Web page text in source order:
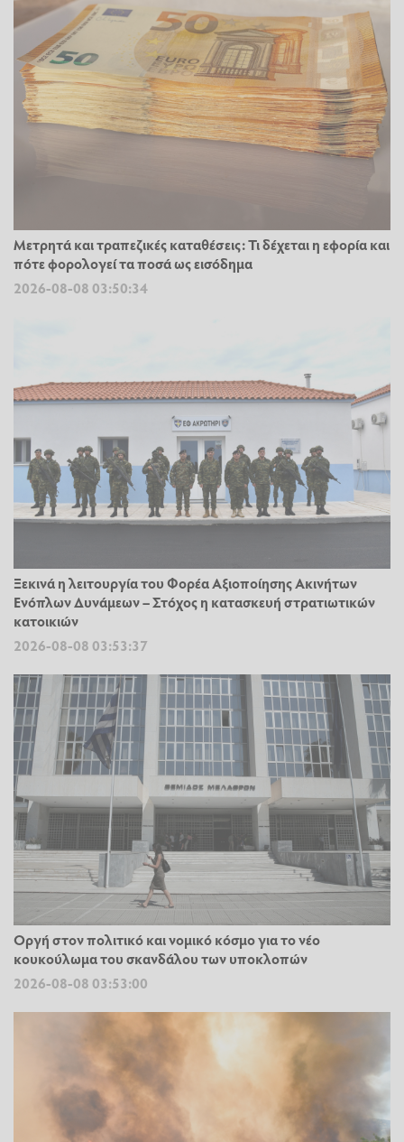
Μετρητά και τραπεζικές καταθέσεις: Τι δέχεται η εφορία και
πότε φορολογεί τα ποσά ως εισόδημα
2026-08-08 03:50:34
Ξεκινά η λειτουργία του Φορέα Αξιοποίησης Ακινήτων
Ενόπλων Δυνάμεων – Στόχος η κατασκευή στρατιωτικών
κατοικιών
2026-08-08 03:53:37
Οργή στον πολιτικό και νομικό κόσμο για το νέο
κουκούλωμα του σκανδάλου των υποκλοπών
2026-08-08 03:53:00